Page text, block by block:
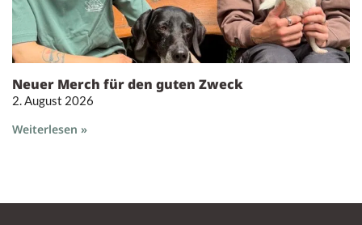
Neuer Merch für den guten Zweck
2. August 2026
Weiterlesen »